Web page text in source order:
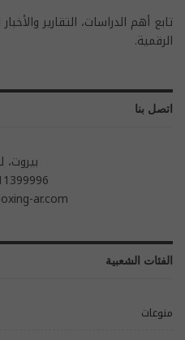
تابع أهم الدراسات، التقارير
الرقمية.
اتصل بنا
بيروت،
ar.com
الفئات الشعبية
منوعات